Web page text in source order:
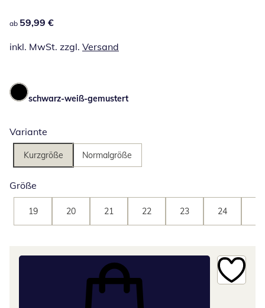
59,99 €
ab 59,99 €
inkl. MwSt. zzgl. Versand
schwarz-weiß-gemustert
Variante
Kurzgröße Normalgröße
Größe
19 20 21 22 23 24